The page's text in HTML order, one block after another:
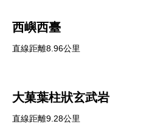
西嶼西臺
直線距離8.96公里
大菓葉柱狀玄武岩
直線距離9.28公里